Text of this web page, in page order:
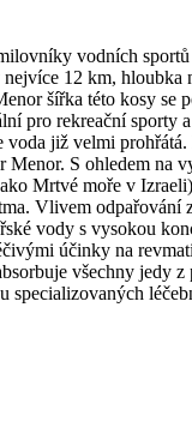
vodních sportů
12 km,
šířka této kosy se
pro rekreační sporty
již velmi
S ohledem
Mrtvé moře v
Vlivem
vody s vysokou
účinky na
všechny